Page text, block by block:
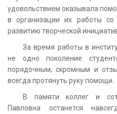
удовольствием оказывала
в организации их работы со
развитию творческой
За время работы в
не одно поколение
порядочным, скромным и
всегда протянуть руку помощи.
В памяти коллег и
Павловна останется